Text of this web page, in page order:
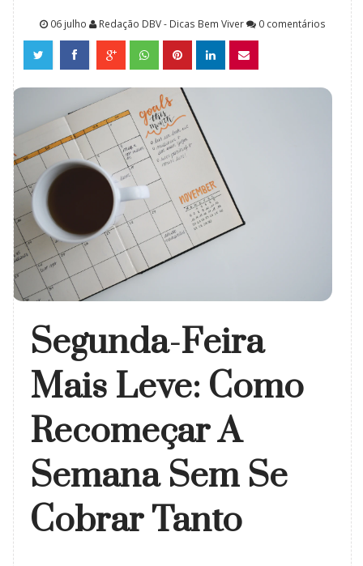
06 julho Redação DBV - Dicas Bem Viver 0 comentários
Segunda-Feira
Mais Leve: Como
Recomeçar A
Semana Sem Se
Cobrar Tanto